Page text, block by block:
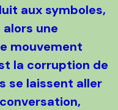
aux symboles,
une
mouvement
la corruption de
se laissent aller